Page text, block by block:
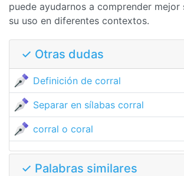
puede ayudarnos a comprender
su uso en diferentes contextos.
✓ Otras dudas
Definición de corral
Separar en sílabas corral
corral o coral
✓ Palabras similares